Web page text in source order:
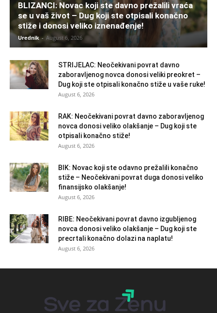
BLIZANCI: Novac koji ste davno prežalili vraća
se u vaš život – Dug koji ste otpisali konačno
stiže i donosi veliko iznenađenje!
Urednik - August 6, 2026
STRIJELAC: Neočekivani povrat davno
zaboravljenog novca donosi veliki preokret –
Dug koji ste otpisali konačno stiže u vaše ruke!
August 6, 2026
RAK: Neočekivani povrat davno zaboravljenog
novca donosi veliko olakšanje – Dug koji ste
otpisali konačno stiže!
August 6, 2026
BIK: Novac koji ste odavno prežalili konačno
stiže – Neočekivani povrat duga donosi veliko
finansijsko olakšanje!
August 6, 2026
RIBE: Neočekivani povrat davno izgubljenog
novca donosi veliko olakšanje – Dug koji ste
precrtali konačno dolazi na naplatu!
August 6, 2026